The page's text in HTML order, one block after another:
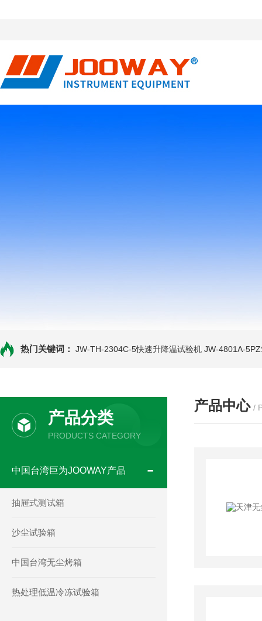
热门关键词： JW-TH-2304C-5快速升降温试验机 JW-4801A-
产品分类
PRODUCTS CATEGORY
中国台湾巨为JOOWAY产品
抽屉式测试箱
沙尘试验箱
中国台湾无尘烤箱
热处理低温冷冻试验箱
产品中心 /